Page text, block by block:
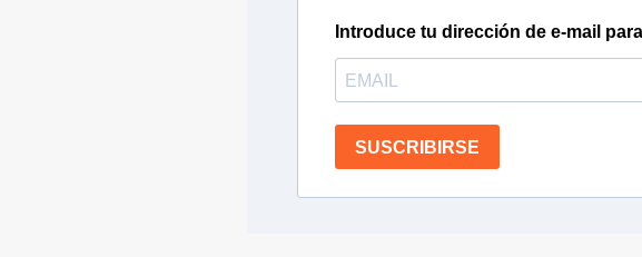
Introduce tu dirección de e-mail
SUSCRIBIRSE